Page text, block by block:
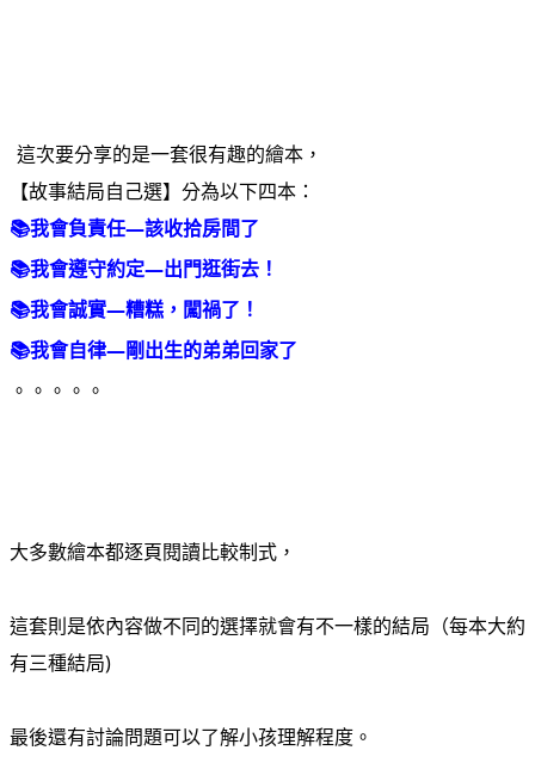
這次要分享的是一套很有趣的繪本，
【故事結局自己選】分為以下四本：
📚我會負責任—該收拾房間了
📚我會遵守約定—出門逛街去！
📚我會誠實—糟糕，闖禍了！
📚我會自律—剛出生的弟弟回家了
。。。。。
大多數繪本都逐頁閱讀比較制式，
這套則是依內容做不同的選擇就會有不一樣的結局（每本大約
有三種結局)
最後還有討論問題可以了解小孩理解程度。